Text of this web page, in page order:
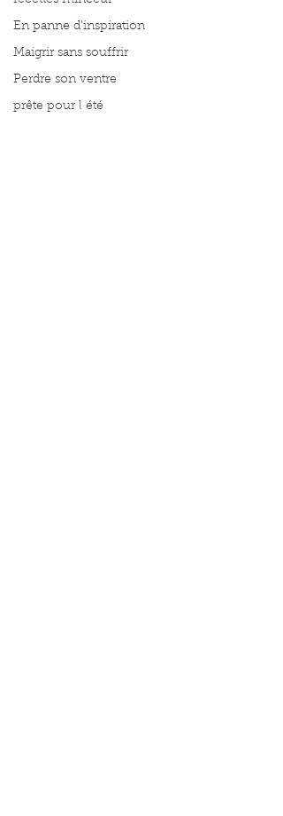
En panne d'inspiration
Maigrir sans souffrir
Perdre son ventre
prête pour l été